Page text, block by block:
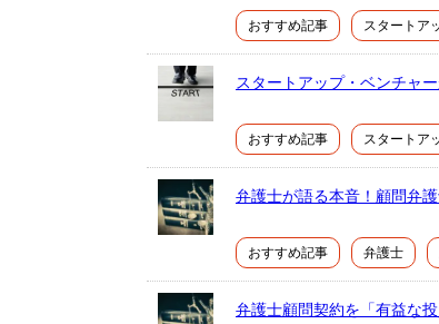
おすすめ記事 スタートア
スタートアップ・ベンチャ
おすすめ記事 スタートア
弁護士が語る本音！顧問弁
おすすめ記事 弁護士
弁護士顧問契約を「有益な